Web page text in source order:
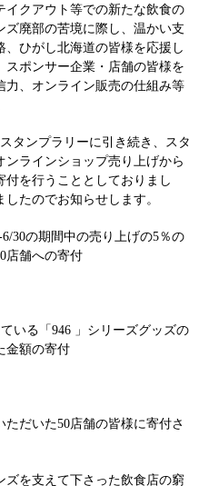
イクアウト等での新たな飲食の
廃部の苦境に際し、温かい支
ひがし北海道の皆様を応援し
スポンサー企業・店舗の皆様を
力、オンライン販売の仕組み等
タンプラリーに引き続き、スタ
ンラインショップ売り上げから
付を行うこととしておりまし
たのでお知らせします。
30の期間中の売り上げの5％の
店舗への寄付
いる「946 」シリーズグッズの
金額の寄付
だいた50店舗の皆様に寄付さ
ズを支えて下さった飲食店の窮